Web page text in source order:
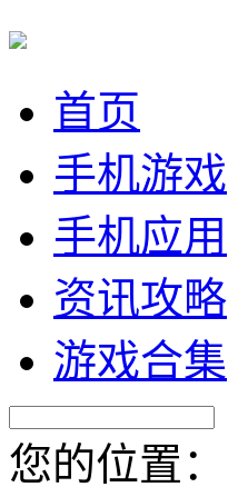
首页
手机游戏
手机应用
资讯攻略
游戏合集
您的位置：